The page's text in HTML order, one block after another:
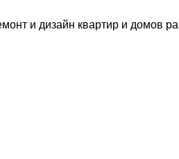
и дизайн квартир и домов